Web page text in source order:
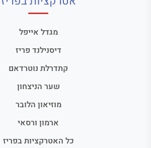
מגדל אייפל
דיסנילנד פריז
קתדרלת נוטרדאם
שער הניצחון
מוזיאון הלובר
ארמון ורסאי
כל האטרקציות בפריז